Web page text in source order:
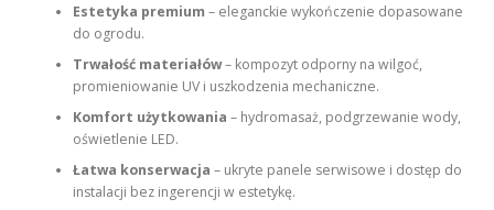
Estetyka premium – eleganckie wykończenie dopasowane
do ogrodu.
Trwałość materiałów– kompozyt odporny na wilgoć,
promieniowanie UV i uszkodzenia mechaniczne.
Komfort użytkowania – hydromasaż, podgrzewanie wody,
oświetlenie LED.
Łatwa konserwacja – ukryte panele serwisowe i dostęp do
instalacji bez ingerencji w estetykę.